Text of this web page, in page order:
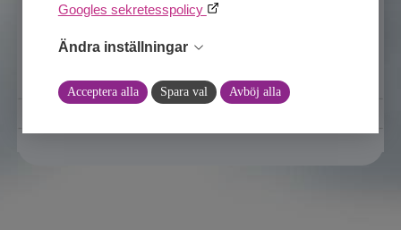
Googles sekretesspolicy
Ändra inställningar
Acceptera alla Spara val Avböj alla
Tarot